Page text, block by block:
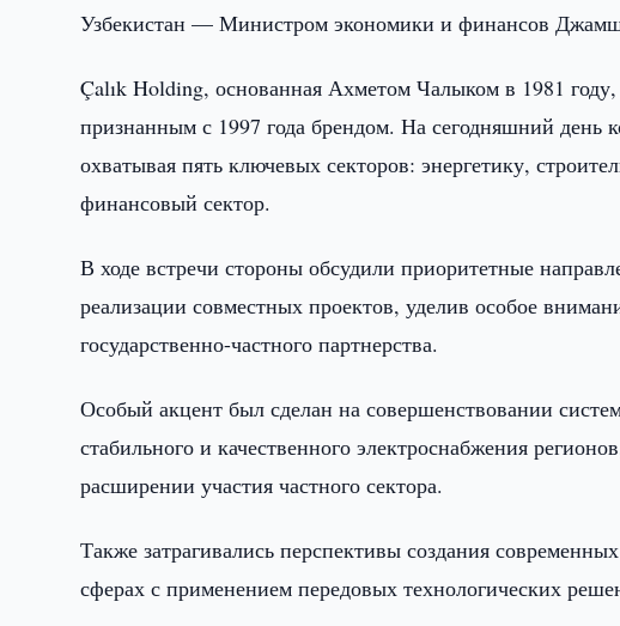
Узбекистан — Министром экономики и финансов
Çalık Holding, основанная Ахметом Чалыком в 1981
признанным с 1997 года брендом. На сегодняшний день
охватывая пять ключевых секторов: энергетику,
финансовый сектор.
В ходе встречи стороны обсудили приоритетные
реализации совместных проектов, уделив особое
государственно-частного партнерства.
Особый акцент был сделан на совершенствовании
стабильного и качественного электроснабжения
расширении участия частного сектора.
Также затрагивались перспективы создания
сферах с применением передовых технологических